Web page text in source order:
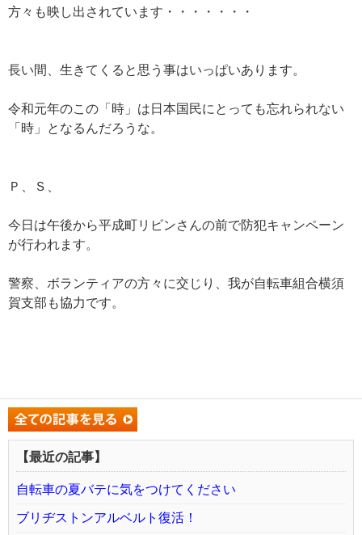
方々も映し出されています・・・・・・・
長い間、生きてくると思う事はいっぱいあります。
令和元年のこの「時」は日本国民にとっても忘れられない
「時」となるんだろうな。
Ｐ、Ｓ、
今日は午後から平成町リビンさんの前で防犯キャンペーン
が行われます。
警察、ボランティアの方々に交じり、我が自転車組合横須
賀支部も協力です。
【最近の記事】
自転車の夏バテに気をつけてください
ブリヂストンアルベルト復活！